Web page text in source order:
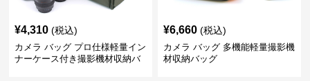
¥4,310 (税込)
カメラ バッグ プロ仕様軽量イン
ナーケース付き撮影機材収納バ
¥6,660 (税込)
カメラ バッグ 多機能軽量撮影機
材収納バッグ